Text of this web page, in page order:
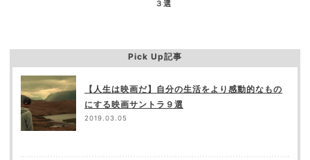
３選
Pick Up記事
【人生は映画だ】自分の生活をより感動的なもの
にする映画サントラ９選
2019.03.05